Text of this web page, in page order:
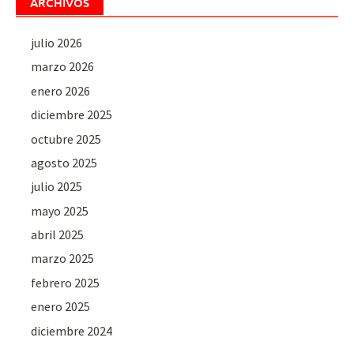
julio 2026
marzo 2026
enero 2026
diciembre 2025
octubre 2025
agosto 2025
julio 2025
mayo 2025
abril 2025
marzo 2025
febrero 2025
enero 2025
diciembre 2024